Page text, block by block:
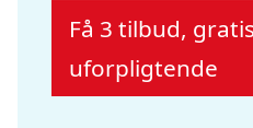
Få 3 tilbud,
uforpligtende